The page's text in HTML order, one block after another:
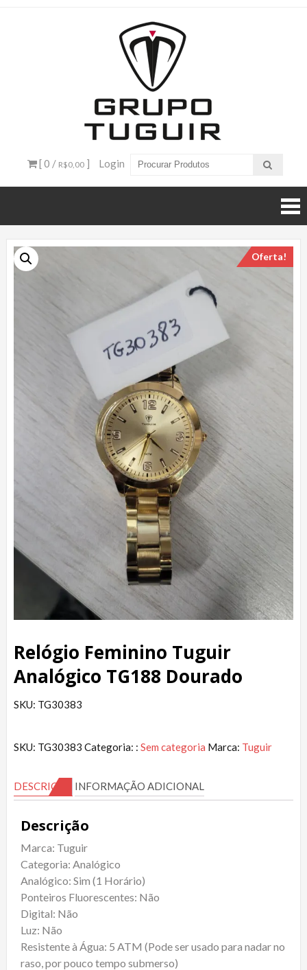
– Grupo
Tuguir
[ 0 / R$0,00 ] Login
Oferta!
Relógio Feminino Tuguir
Analógico TG188 Dourado
SKU: TG30383
SKU: TG30383 Categoria: : Sem categoria Marca: Tuguir
DESCRIÇÃO INFORMAÇÃO ADICIONAL
Descrição
Marca: Tuguir
Categoria: Analógico
Analógico: Sim (1 Horário)
Ponteiros Fluorescentes: Não
Digital: Não
Luz: Não
Resistente à Água: 5 ATM (Pode ser usado para nadar no
raso, por pouco tempo submerso)